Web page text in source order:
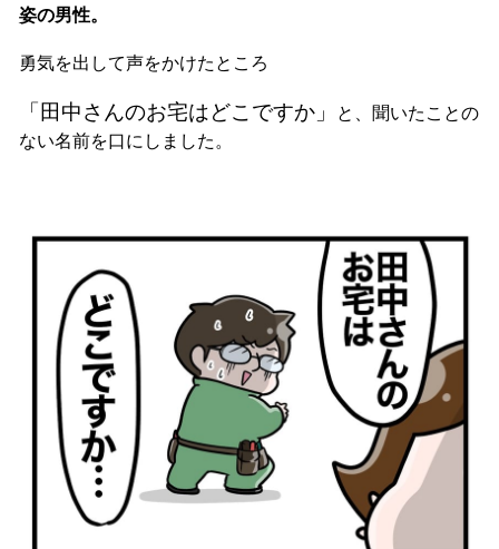
姿の男性。
勇気を出して声をかけたところ
「田中さんのお宅はどこですか」
と、聞いたことの
ない名前を口にしました。